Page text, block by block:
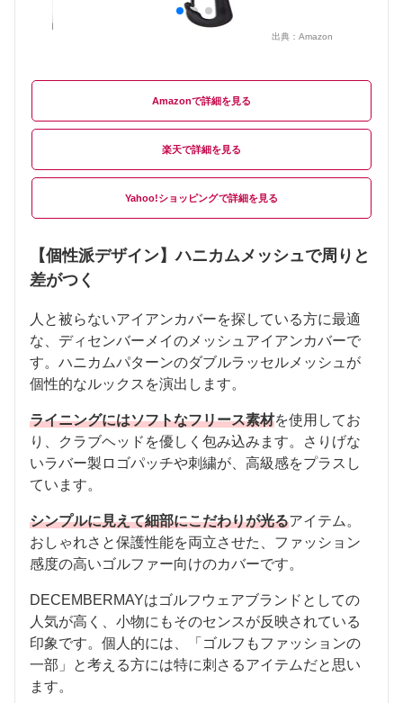
出典： Amazon
Amazon
楽天
Yahoo!ショッピング
【個性派デザイン】ハニカムメッシュで周りと
差がつく
人と被らないアイアンカバーを探している方に最適
な、ディセンバーメイのメッシュアイアンカバーで
す。ハニカムパターンのダブルラッセルメッシュが
個性的なルックスを演出します。
ライニングにはソフトなフリース素材を使用してお
り、クラブヘッドを優しく包み込みます。さりげな
いラバー製ロゴパッチや刺繍が、高級感をプラスし
ています。
シンプルに見えて細部にこだわりが光るアイテム。
おしゃれさと保護性能を両立させた、ファッション
感度の高いゴルファー向けのカバーです。
DECEMBERMAYはゴルフウェアブランドとしての
人気が高く、小物にもそのセンスが反映されている
印象です。個人的には、「ゴルフもファッションの
一部」と考える方には特に刺さるアイテムだと思い
ます。